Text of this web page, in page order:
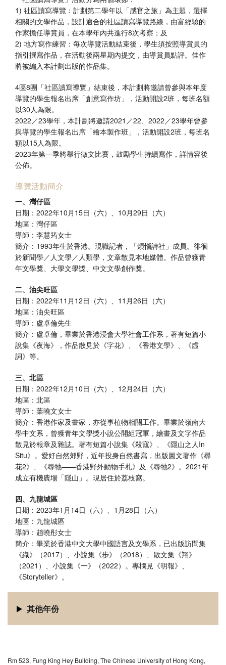
1) 社區讀寫導覽：計劃第二學年以「感官之旅」為主題，選擇
相關的文學作品，設計適合的社區讀寫導覽路線，由富經驗的
作家擔任導賞員，在本學年內共進行8次考察；及
2) 地方寫作練習：每次導覽活動結束後，學生須按照導賞員的
指引撰寫作品，在活動後兩星期內提交，由導賞員點評。佳作
將被編入本計劃出版的作品集。
4區8團「社區讀寫導覽」結束後，本計劃將邀請曾參與本年度
導覽的學生報名出席「創意寫作坊」，活動開設2班，每班名額
以30人為限。
2022／23學年，本計劃將邀請2021／22、2022／23學年曾參
與導覽的學生報名出席「繪本製作班」，活動開設2班，每班名
額以15人為限。
2023年第一季將舉行徵文比賽，鼓勵學生持續寫作，詳情容後
公佈。
導覽活動簡介
一、灣仔區
日期：2022年10月15日（六）、10月29日（六）
地區：灣仔區
導師：李慧筠女士
簡介：1993年生於香港。現職記者，「煩惱詩社」成員。徘徊
於新聞學／人文學／人類學，文章散見本地媒體。作品曾獲青
年文學獎、大學文學獎、中文文學創作獎。
二、油尖旺區
日期：2022年11月12日（六）、11月26日（六）
地區：油尖旺區
導師：盧卓倫先生
簡介：盧卓倫，畢業於香港浸會大學社會工作系，著有短篇小
說集《夜海》，作品散見於《字花》、《香港文學》、《虛
詞》等。
三、北區
日期：2022年12月10日（六）、12月24日（六）
地區：北區
導師：葉曉文女士
簡介：香港作家及畫家，亦從事植物相關工作。畢業於嶺南大
學中文系，曾獲青年文學獎小說公開組冠軍，繪畫及文字作品
散見於報章及雜誌。著有短篇小說集《殺寇》、《隱山之人In
Situ》。愛好自然郊野，近年投身自然書寫，出版圖文著作《尋
花2》、《尋牠——香港野外動物手札》及《尋牠2》。2021年
成立有機農場「隱山」。現居住於荔枝窩。
四、九龍城區
日期：2023年1月14日（六）、1月28日（六）
地區：九龍城區
導師：趙曉彤女士
簡介：畢業於香港中文大學中國語言及文學系，已出版訪問集
《織》（2017）、小說集《步》（2018）、散文集《翔》
（2021）、小說集《一》（2022）。專欄見《明報》、
《Storyteller》。
其他年份
Rm 523, Fung King Hey Building, The Chinese University of Hong Kong,